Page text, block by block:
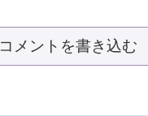
コメントを書き込む